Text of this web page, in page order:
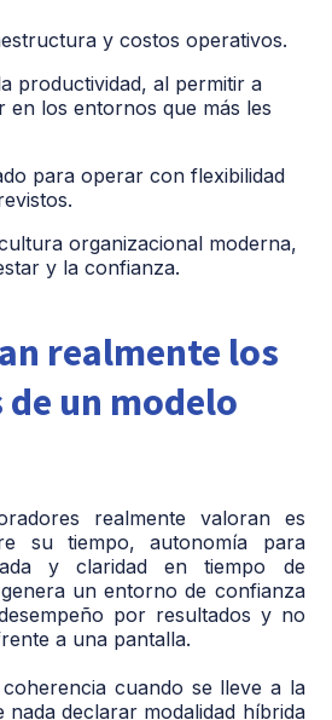
y costos operativos.
productividad, al permitir a
en los entornos que más les
para operar con flexibilidad
organizacional moderna,
y la confianza.
realmente los
un modelo
realmente valoran es
su tiempo, autonomía para
y claridad en tiempo de
un entorno de confianza
por resultados y no
a una pantalla.
cuando se lleve a la
nada declarar modalidad híbrida